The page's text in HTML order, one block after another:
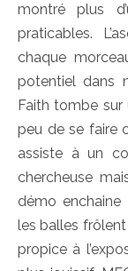
montré plus
praticables.
chaque
potentiel dans
Faith tombe
peu de se faire
assiste à un
chercheuse
démo
les balles
propice à